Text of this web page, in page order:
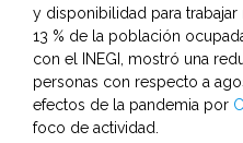
y disponibilidad para trabajar
13 % de la población
con el INEGI, mostró una
personas con respecto a
efectos de la pandemia por
foco de actividad.